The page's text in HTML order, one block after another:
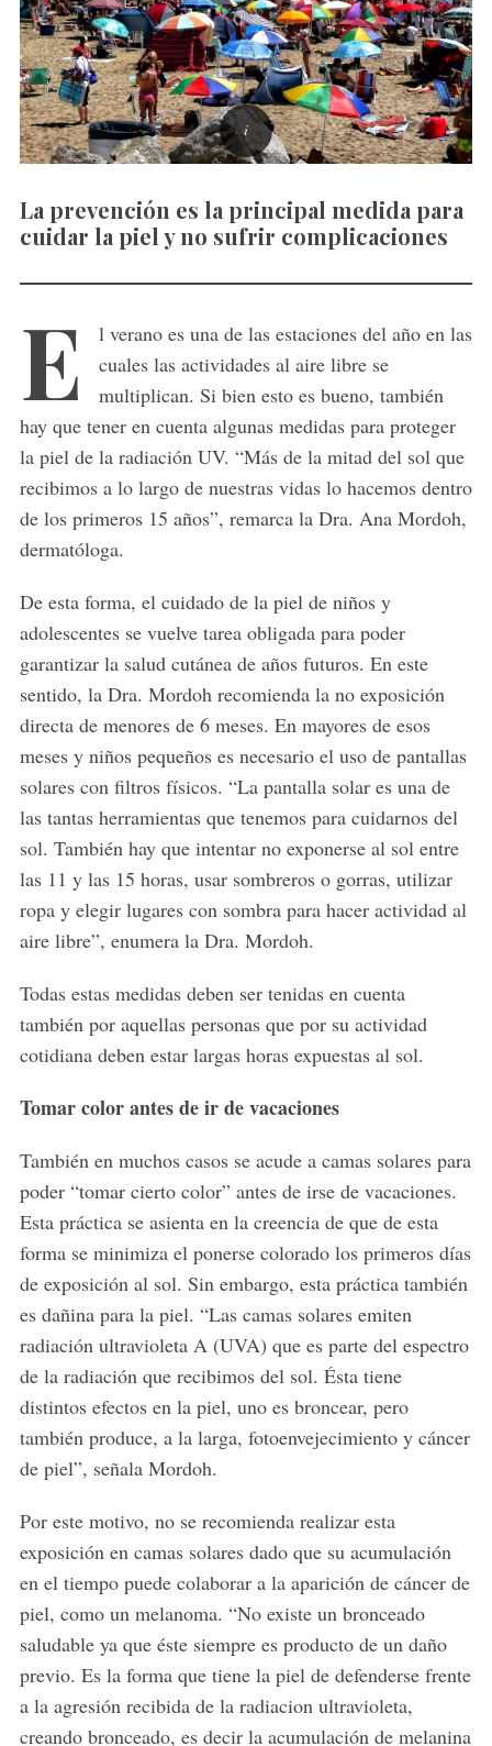
La prevención es la principal medida para
cuidar la piel y no sufrir complicaciones
E
l verano es una de las estaciones del año en las
cuales las actividades al aire libre se
multiplican. Si bien esto es bueno, también
hay que tener en cuenta algunas medidas para proteger
la piel de la radiación UV. “Más de la mitad del sol que
recibimos a lo largo de nuestras vidas lo hacemos dentro
de los primeros 15 años”, remarca la Dra. Ana Mordoh,
dermatóloga.
De esta forma, el cuidado de la piel de niños y
adolescentes se vuelve tarea obligada para poder
garantizar la salud cutánea de años futuros. En este
sentido, la Dra. Mordoh recomienda la no exposición
directa de menores de 6 meses. En mayores de esos
meses y niños pequeños es necesario el uso de pantallas
solares con filtros físicos. “La pantalla solar es una de
las tantas herramientas que tenemos para cuidarnos del
sol. También hay que intentar no exponerse al sol entre
las 11 y las 15 horas, usar sombreros o gorras, utilizar
ropa y elegir lugares con sombra para hacer actividad al
aire libre”, enumera la Dra. Mordoh.
Todas estas medidas deben ser tenidas en cuenta
también por aquellas personas que por su actividad
cotidiana deben estar largas horas expuestas al sol.
Tomar color antes de ir de vacaciones
También en muchos casos se acude a camas solares para
poder “tomar cierto color” antes de irse de vacaciones.
Esta práctica se asienta en la creencia de que de esta
forma se minimiza el ponerse colorado los primeros días
de exposición al sol. Sin embargo, esta práctica también
es dañina para la piel. “Las camas solares emiten
radiación ultravioleta A (UVA) que es parte del espectro
de la radiación que recibimos del sol. Ésta tiene
distintos efectos en la piel, uno es broncear, pero
también produce, a la larga, fotoenvejecimiento y cáncer
de piel”, señala Mordoh.
Por este motivo, no se recomienda realizar esta
exposición en camas solares dado que su acumulación
en el tiempo puede colaborar a la aparición de cáncer de
piel, como un melanoma. “No existe un bronceado
saludable ya que éste siempre es producto de un daño
previo. Es la forma que tiene la piel de defenderse frente
a la agresión recibida de la radiacion ultravioleta,
creando bronceado, es decir la acumulación de melanina